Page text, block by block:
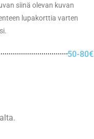
siinä olevan kuvan
lupakorttia varten
50-80€